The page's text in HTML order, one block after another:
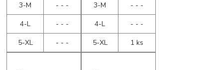
3-M
- - -
4-L
- - -
5-XL
- - -
3-M
- - -
4-L
- - -
5-XL
1 ks